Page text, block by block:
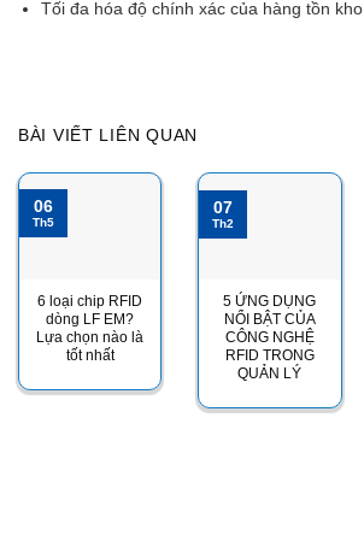
Tối đa hóa độ chính xác của hàng tồn kho
BÀI VIẾT LIÊN QUAN
6 loại chip RFID
dòng LF EM?
Lựa chọn nào là
tốt nhất
06
Th5
5 ỨNG DỤNG
NỔI BẬT CỦA
CÔNG NGHỆ
RFID TRONG
QUẢN LÝ
07
Th2